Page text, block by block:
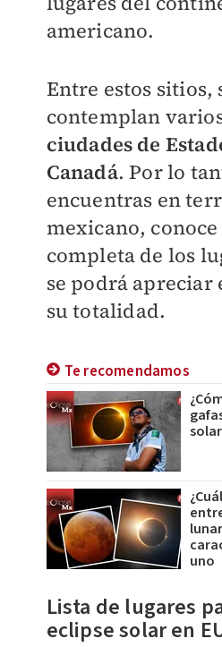
americano.
Entre estos sitios,
contemplan
ciudades de
Canadá. Por lo
encuentras en
mexicano,
completa de los
se podrá apreciar
su totalidad.
Te recomendamos
uno
Lista de lugares
eclipse solar en